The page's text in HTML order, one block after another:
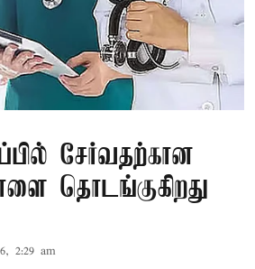
சேர்வதற்கான
தொடங்குகிறது
2:29 am